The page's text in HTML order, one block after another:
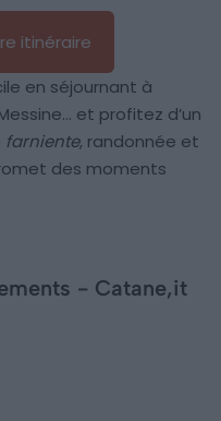
itinéraire
en séjournant à
et profitez d’un
farniente, randonnée et
des moments
- Catane,it